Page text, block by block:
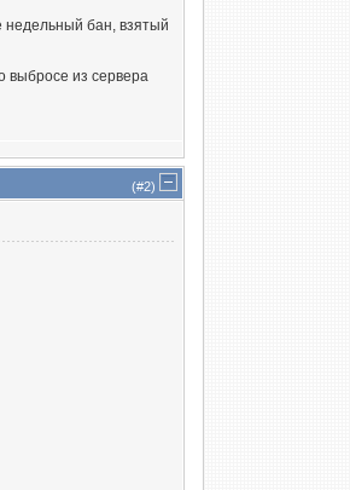
недельный бан, взятый
выбросе из сервера
(#2)